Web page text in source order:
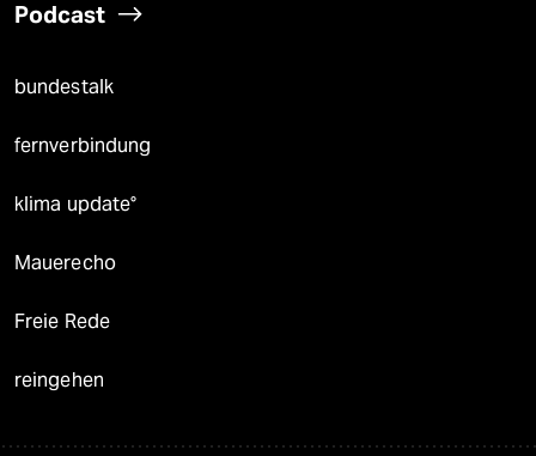
Podcast
bundestalk
fernverbindung
klima update°
Mauerecho
Freie Rede
reingehen